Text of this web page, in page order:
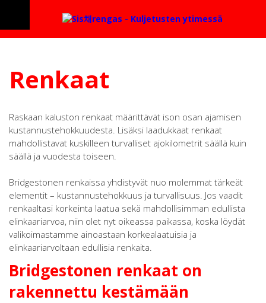
Renkaat
Raskaan kaluston renkaat määrittävät ison osan ajamisen
kustannustehokkuudesta. Lisäksi laadukkaat renkaat
mahdollistavat kuskilleen turvalliset ajokilometrit säällä kuin
säällä ja vuodesta toiseen.
Bridgestonen renkaissa yhdistyvät nuo molemmat tärkeät
elementit – kustannustehokkuus ja turvallisuus. Jos vaadit
renkaaltasi korkeinta laatua sekä mahdollisimman edullista
elinkaariarvoa, niin olet nyt oikeassa paikassa, koska löydät
valikoimastamme ainoastaan korkealaatuisia ja
elinkaariarvoltaan edullisia renkaita.
Bridgestonen renkaat on
rakennettu kestämään